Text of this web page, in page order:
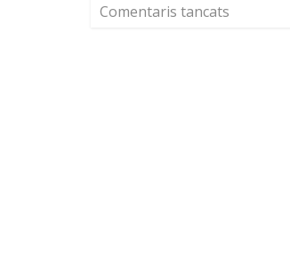
Comentaris tancats